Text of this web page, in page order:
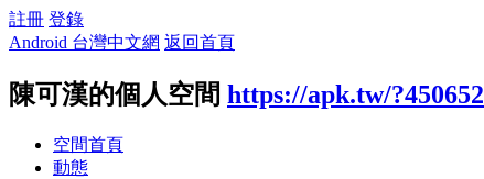
註冊 登錄
Android 台灣中文網 返回首頁
陳可漢的個人空間 https://apk.tw/?450652
空間首頁
動態